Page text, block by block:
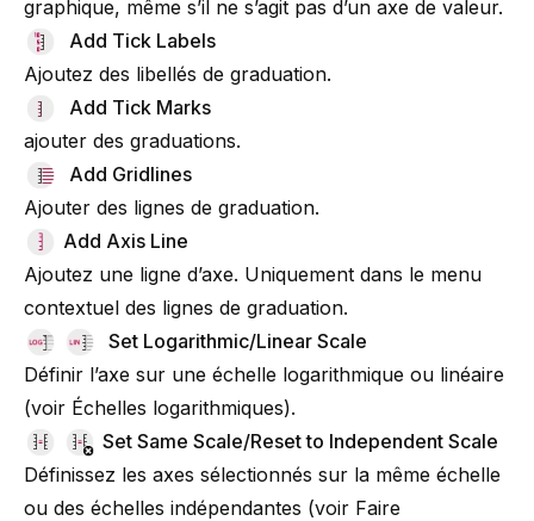
graphique, même s’il ne s’agit pas d’un axe de valeur.
Add Tick Labels
Ajoutez des libellés de graduation.
Add Tick Marks
ajouter des graduations.
Add Gridlines
Ajouter des lignes de graduation.
Add Axis Line
Ajoutez une ligne d’axe. Uniquement dans le menu
contextuel des lignes de graduation.
Set Logarithmic/Linear Scale
Définir l’axe sur une échelle logarithmique ou linéaire
(voir Échelles logarithmiques).
Set Same Scale/Reset to Independent Scale
Définissez les axes sélectionnés sur la même échelle
ou des échelles indépendantes (voir Faire